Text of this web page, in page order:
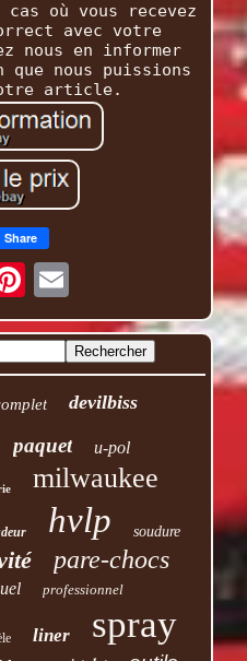
cas où vous recevez
avec votre
nous en informer
que nous puissions
article.
Share
devilbiss
paquet u-pol
milwaukee
hvlp soudure
pare-chocs
professionnel
liner spray